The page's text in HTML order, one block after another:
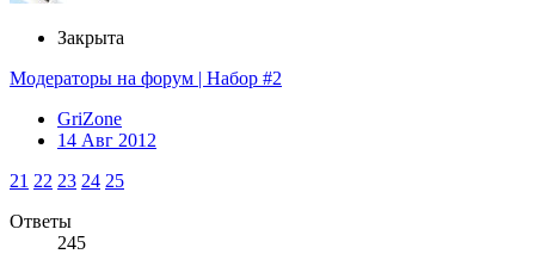
Закрыта
Модераторы на форум | Набор #2
GriZone
14 Авг 2012
21 22 23 24 25
Ответы
245